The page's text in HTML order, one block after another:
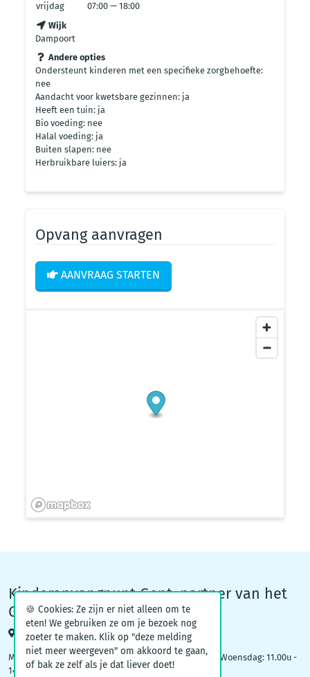
vrijdag
07:00 — 18:00
Wijk
Dampoort
Andere opties
Ondersteunt kinderen met een specifieke zorgbehoefte:
nee
Aandacht voor kwetsbare gezinnen: ja
Heeft een tuin: ja
Bio voeding: nee
Halal voeding: ja
Buiten slapen: nee
Herbruikbare luiers: ja
Opvang aanvragen
AANVRAAG STARTEN
Kinderopvangpunt Gent, partner van het
Groeiteam
Woodrow Wilsonplein 1, 9000 Gent
Maandag: 09.00u – 12.30u | Dinsdag: 16.30u - 19.00u | Woensdag: 11.00u -
14.00u
🍪 Cookies: Ze zijn er niet alleen om te
eten! We gebruiken ze om je bezoek nog
zoeter te maken. Klik op "deze melding
niet meer weergeven" om akkoord te gaan,
of bak ze zelf als je dat liever doet!